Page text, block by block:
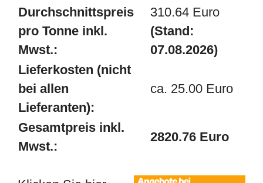
Durchschnittspreis
pro Tonne inkl.
Mwst.:
310.64 Euro
(Stand:
07.08.2026)
Lieferkosten (nicht
bei allen
Lieferanten):
ca. 25.00 Euro
Gesamtpreis inkl.
Mwst.:
2820.76 Euro